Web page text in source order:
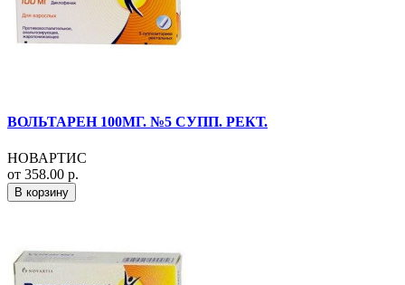
ВОЛЬТАРЕН 100МГ. №5 СУПП. РЕКТ.
НОВАРТИС
от 358.00 р.
В корзину